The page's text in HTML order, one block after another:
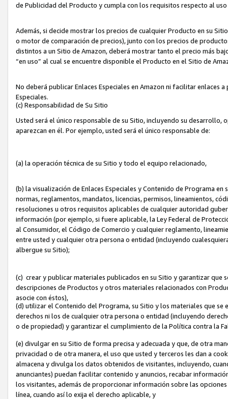
de Publicidad del Producto y cumpla con los requisitos respecto al uso
Además, si decide mostrar los precios de cualquier Producto en su
o motor de comparación de precios), junto con los precios de
distintos a un Sitio de Amazon, deberá mostrar tanto el precio más
“en uso” al cual se encuentre disponible el Producto en el Sitio de
No deberá publicar Enlaces Especiales en Amazon ni facilitar enlaces
Especiales.
(c) Responsabilidad de Su Sitio
Usted será el único responsable de su Sitio, incluyendo su
aparezcan en él. Por ejemplo, usted será el único responsable de:
(a) la operación técnica de su Sitio y todo el equipo relacionado,
(b) la visualización de Enlaces Especiales y Contenido de Programa
normas, reglamentos, mandatos, licencias, permisos, lineamientos,
resoluciones u otros requisitos aplicables de cualquier autoridad
información (por ejemplo, si fuere aplicable, la Ley Federal de
al Consumidor, el Código de Comercio y cualquier reglamento,
entre usted y cualquier otra persona o entidad (incluyendo
albergue su Sitio);
(c) crear y publicar materiales publicados en su Sitio y garantizar que
descripciones de Productos y otros materiales relacionados con
asocie con éstos),
(d) utilizar el Contenido del Programa, su Sitio y los materiales que se
derechos ni los de cualquier otra persona o entidad (incluyendo
o de propiedad) y garantizar el cumplimiento de la Política contra la
(e) divulgar en su Sitio de forma precisa y adecuada y que, de otra
privacidad o de otra manera, el uso que usted y terceros les dan a
almacena y divulga los datos obtenidos de visitantes, incluyendo,
anunciantes) puedan facilitar contenido y anuncios, recabar
los visitantes, además de proporcionar información sobre las
línea, cuando así lo exija el derecho aplicable, y